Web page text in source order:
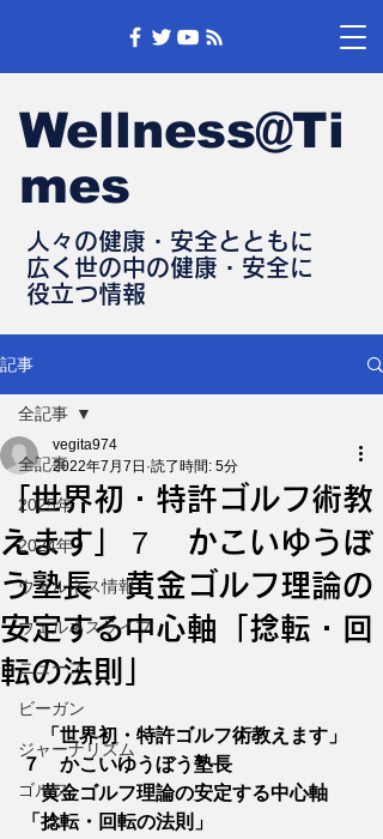
Wellness@Ti
mes
人々の健康・安全とともに
​広く世の中の健康・安全に
​役立つ情報
記事
全記事
2025年
2024年
ウェルネス情報
ウェルネスライフ
ニュース
ビーガン
ジャーナリズム
ゴルフ
全記事
「世界初・特許ゴルフ術教
えます」７ かこいゆうぼ
う塾長 黄金ゴルフ理論の
安定する中心軸「捻転・回
転の法則」
vegita974
2022年7月7日 読了時間: 5分
「世界初・特許ゴルフ術教えます」
７　かこいゆうぼう塾長
黄金ゴルフ理論の安定する中心軸
「捻転・回転の法則」